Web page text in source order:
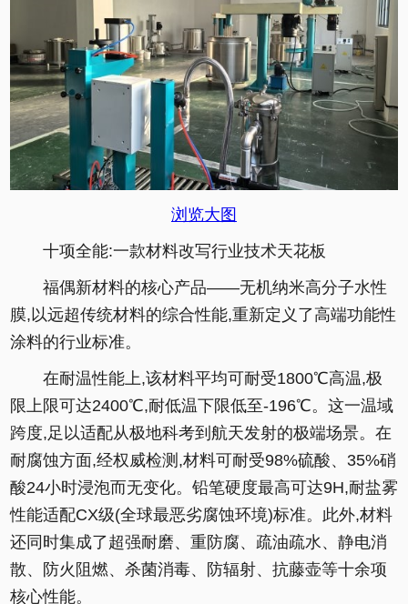
浏览大图
十项全能:一款材料改写行业技术天花板
福偶新材料的核心产品——无机纳米高分子水性
膜,以远超传统材料的综合性能,重新定义了高端功能性
涂料的行业标准。
在耐温性能上,该材料平均可耐受1800℃高温,极
限上限可达2400℃,耐低温下限低至-196℃。这一温域
跨度,足以适配从极地科考到航天发射的极端场景。在
耐腐蚀方面,经权威检测,材料可耐受98%硫酸、35%硝
酸24小时浸泡而无变化。铅笔硬度最高可达9H,耐盐雾
性能适配CX级(全球最恶劣腐蚀环境)标准。此外,材料
还同时集成了超强耐磨、重防腐、疏油疏水、静电消
散、防火阻燃、杀菌消毒、防辐射、抗藤壶等十余项
核心性能。